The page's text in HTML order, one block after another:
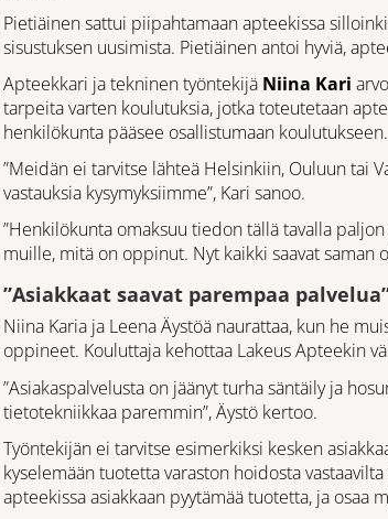
Pietiäinen sattui piipahtamaan apteekissa
sisustuksen uusimista. Pietiäinen antoi hyviä,
Apteekkari ja tekninen työntekijä Niina Kari
tarpeita varten koulutuksia, jotka toteutetaan
henkilökunta pääsee osallistumaan koulutukseen.
”Meidän ei tarvitse lähteä Helsinkiin, Ouluun tai
vastauksia kysymyksiimme”, Kari sanoo.
”Henkilökunta omaksuu tiedon tällä tavalla
muille, mitä on oppinut. Nyt kaikki saavat saman
”Asiakkaat saavat parempaa
Niina Karia ja Leena Äystöä naurattaa, kun he
oppineet. Kouluttaja kehottaa Lakeus Apteekin
”Asiakaspalvelusta on jäänyt turha säntäily ja
tietotekniikkaa paremmin”, Äystö kertoo.
Työntekijän ei tarvitse esimerkiksi kesken
kyselemään tuotetta varaston hoidosta
apteekissa asiakkaan pyytämää tuotetta, ja osaa